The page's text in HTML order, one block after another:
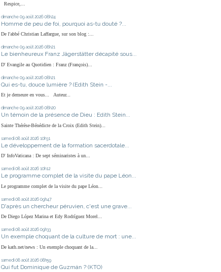
Respice,...
dimanche 09 août 2026 08h24
Homme de peu de foi, pourquoi as-tu douté ?...
De l'abbé Christian Laffargue, sur son blog :...
dimanche 09 août 2026 08h21
Le bienheureux Franz Jägerstätter décapité sous...
D' Evangile au Quotidien : Franz (François)...
dimanche 09 août 2026 08h21
Qui es-tu, douce lumière ? (Edith Stein -...
Et je demeure en vous... Auteur...
dimanche 09 août 2026 08h20
Un témoin de la présence de Dieu : Edith Stein...
Sainte Thérèse-Bénédicte de la Croix (Edith Stein)...
samedi 08 août 2026 10h31
Le développement de la formation sacerdotale...
D' InfoVaticana : De sept séminaristes à un...
samedi 08 août 2026 10h12
Le programme complet de la visite du pape Léon...
Le programme complet de la visite du pape Léon...
samedi 08 août 2026 09h47
D'après un chercheur péruvien, c'est une grave...
De Diego López Marina et Edy Rodríguez Morel...
samedi 08 août 2026 09h33
Un exemple choquant de la culture de mort : une...
De kath.net/news : Un exemple choquant de la...
samedi 08 août 2026 08h59
Qui fut Dominique de Guzmán ? (KTO)